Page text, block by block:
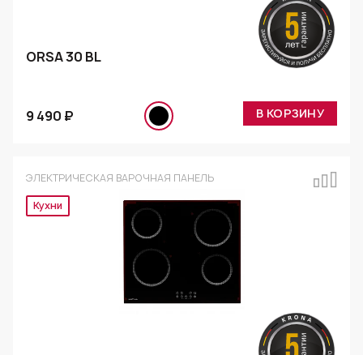
ORSA 30 BL
9 490 ₽ В КОРЗИНУ
ЭЛЕКТРИЧЕСКАЯ ВАРОЧНАЯ ПАНЕЛЬ
Эксклюзив